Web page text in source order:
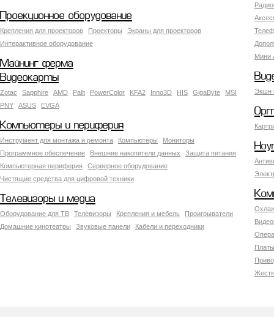
Мини
Проекционное оборудование
Крепления для проекторов Проекторы
Экраны для проекторов
Интерактивное оборудование
Майнинг ферма
Экшн
Видеокарты
Zotac Sapphire AMD Palit PowerColor KFA2 Inno3D HIS GigaByte
MSI
PNY
ASUS EVGA
Компьютеры и периферия
Инструмент для монтажа и ремонта Компьютеры
Мониторы
Программное обеспечение
Внешние накопители данных
Защита питания
Компьютерная периферия
Серверное оборудование
Чистящие средства для цифровой техники
Телевизоры и медиа
Оборудование для ТВ Телевизоры Крепления и мебель
Проигрыватели
Домашние кинотеатры
Звуковые панели Кабели и переходники